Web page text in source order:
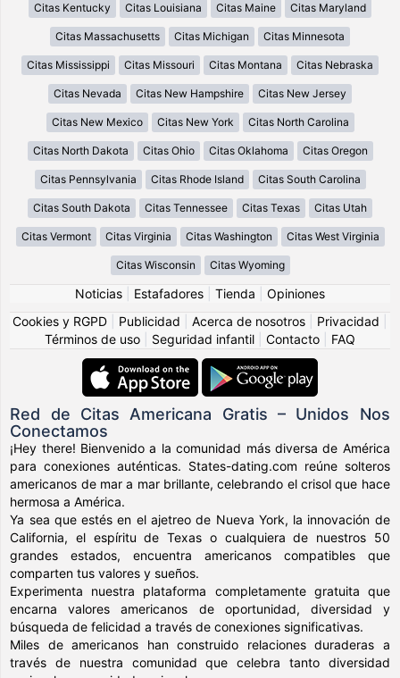
Citas Kentucky Citas Louisiana Citas Maine Citas Maryland
Citas Massachusetts Citas Michigan Citas Minnesota
Citas Mississippi Citas Missouri Citas Montana Citas Nebraska
Citas Nevada Citas New Hampshire Citas New Jersey
Citas New Mexico Citas New York Citas North Carolina
Citas North Dakota Citas Ohio Citas Oklahoma Citas Oregon
Citas Pennsylvania Citas Rhode Island Citas South Carolina
Citas South Dakota Citas Tennessee Citas Texas Citas Utah
Citas Vermont Citas Virginia Citas Washington Citas West Virginia
Citas Wisconsin Citas Wyoming
Noticias Estafadores Tienda
Opiniones
Cookies y RGPD
Publicidad Acerca de nosotros Privacidad
Términos de uso
Seguridad infantil Contacto FAQ
Red de Citas Americana Gratis – Unidos Nos
Conectamos
¡Hey there! Bienvenido a la comunidad más diversa de América
para conexiones auténticas. States-dating.com reúne solteros
americanos de mar a mar brillante, celebrando el crisol que hace
hermosa a América.
Ya sea que estés en el ajetreo de Nueva York, la innovación de
California, el espíritu de Texas o cualquiera de nuestros 50
grandes estados, encuentra americanos compatibles que
comparten tus valores y sueños.
Experimenta nuestra plataforma completamente gratuita que
encarna valores americanos de oportunidad, diversidad y
búsqueda de felicidad a través de conexiones significativas.
Miles de americanos han construido relaciones duraderas a
través de nuestra comunidad que celebra tanto diversidad